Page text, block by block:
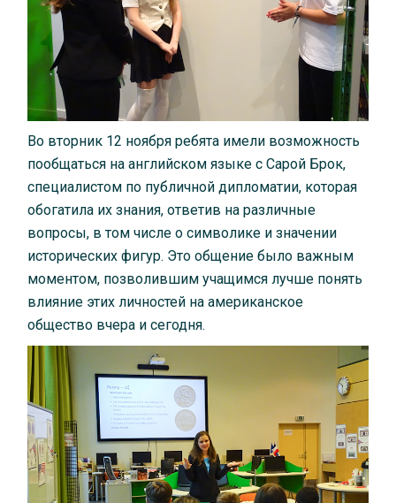
Во вторник 12 ноября ребята имели возможность
пообщаться на английском языке с Сарой Брок,
специалистом по публичной дипломатии, которая
обогатила их знания, ответив на различные
вопросы, в том числе о символике и значении
исторических фигур. Это общение было важным
моментом, позволившим учащимся лучше понять
влияние этих личностей на американское
общество вчера и сегодня.